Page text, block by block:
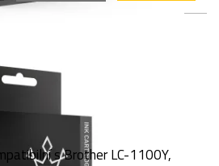
s Brother LC-1100Y,